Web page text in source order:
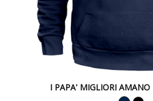
I PAPA' MIGLIORI